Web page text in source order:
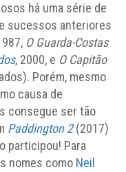
há uma série de
sucessos anteriores
O Guarda-Costas
, 2000, e O Capitão
Porém, mesmo
causa de
consegue ser tão
Paddington 2(2017)
participou! Para
nomes como Neil